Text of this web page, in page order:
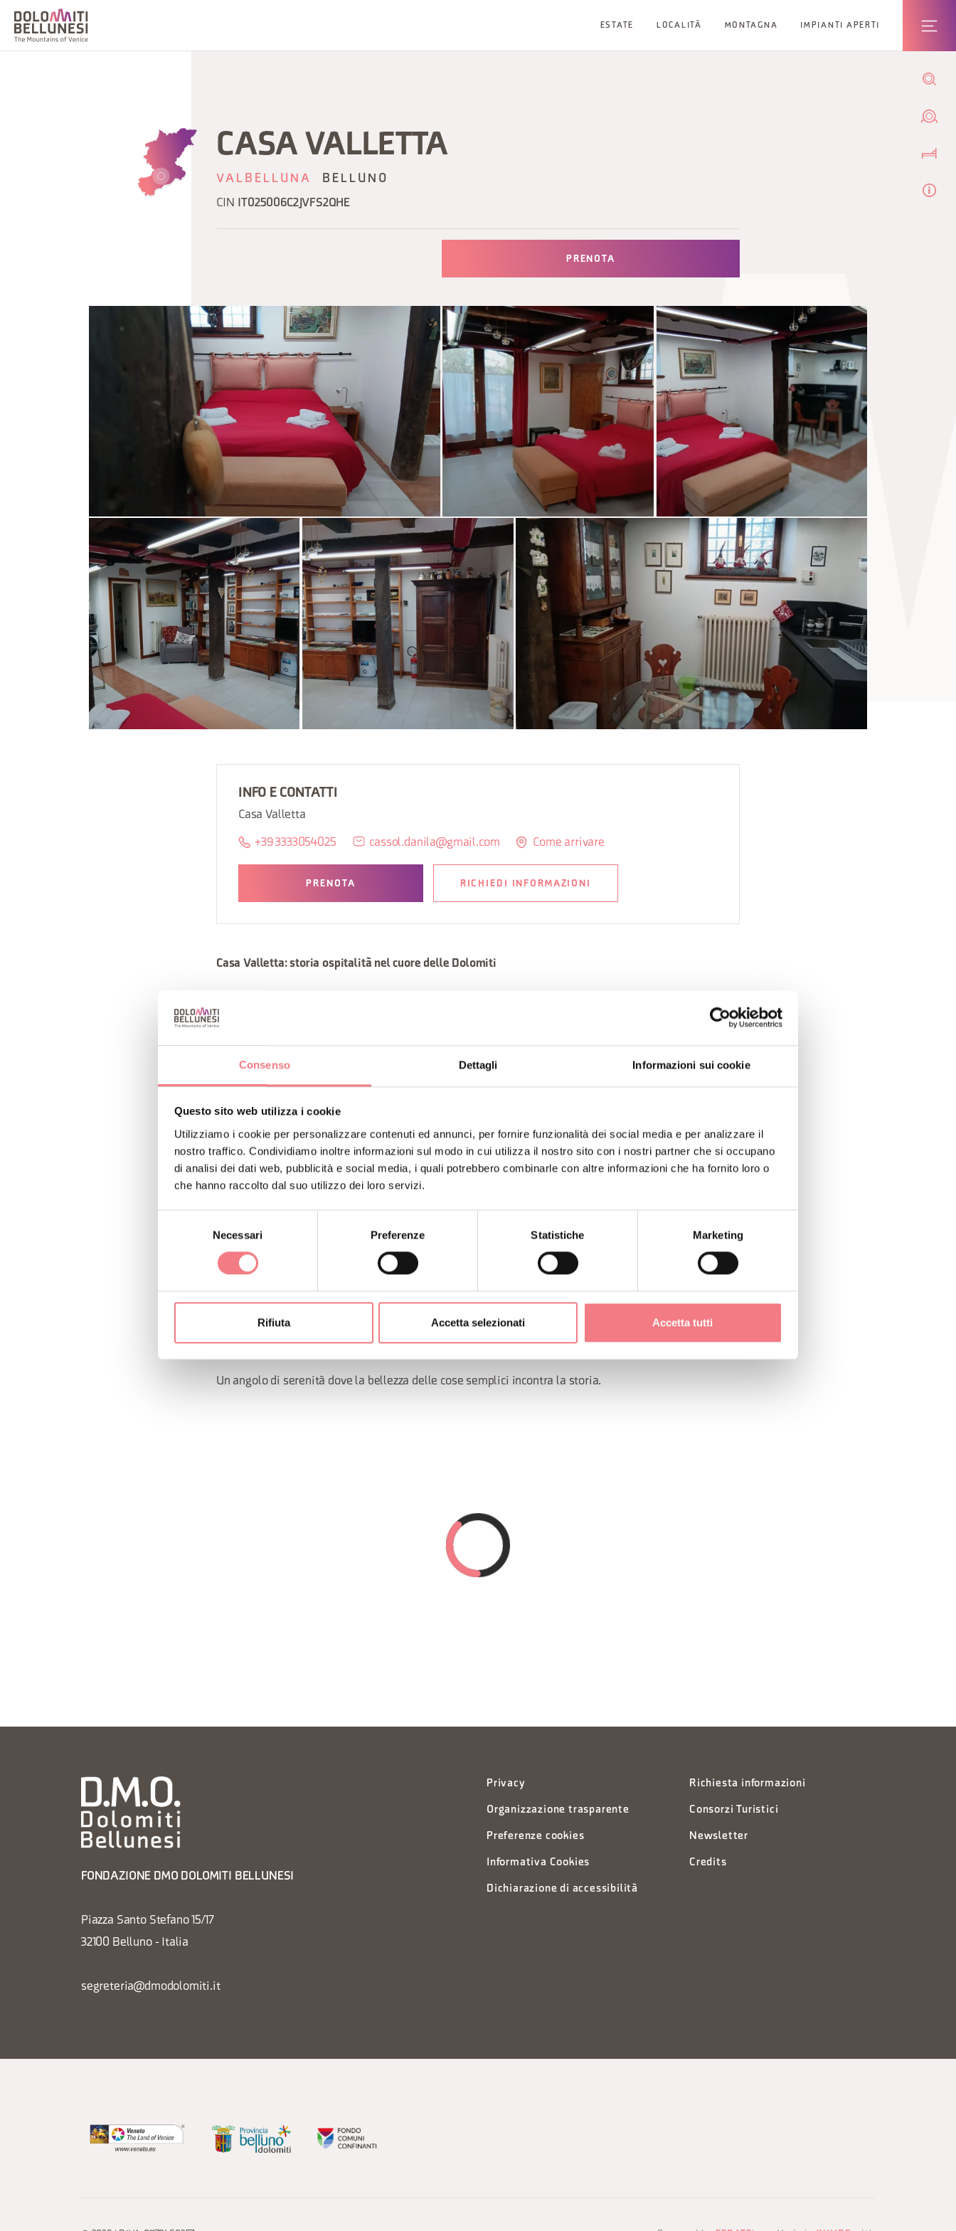
Consenso Dettagli Informazioni sui cookie
Questo sito web utilizza i cookie
Utilizziamo i cookie per personalizzare contenuti ed annunci, per fornire funzionalità dei social media e per analizzare il
nostro traffico. Condividiamo inoltre informazioni sul modo in cui utilizza il nostro sito con i nostri partner che si occupano
di analisi dei dati web, pubblicità e social media, i quali potrebbero combinarle con altre informazioni che ha fornito loro o
che hanno raccolto dal suo utilizzo dei loro servizi.
Necessari Preferenze Statistiche Marketing
Rifiuta Accetta selezionati Accetta tutti
ESTATE LOCALITÀ MONTAGNA IMPIANTI APERTI
CASA VALLETTA
VALBELLUNA
BELLUNO
CIN
IT025006C2JVFS2QHE
PRENOTA
INFO E CONTATTI
Casa Valletta
+39 3333054025 cassol.danila@gmail.com Come arrivare
PRENOTA RICHIEDI INFORMAZIONI
Casa Valletta: storia ospitalità nel cuore delle Dolomiti
campagna risalente alla fine del '600.
Un tempo appartenuta ai Nobili Barcelloni Corte, divenne in seguito dimora rustica della famiglia
Oggi , parte di questa residenza, ospita un piccolo monolocale intimo e accogliente ideale per chi cerca
tranquillità e natura. A pochi chilometri da Belluno, Casa Valletta offre un soggiorno perfetto per
coppie, viaggiatori solitari o piccoli gruppi fino a 3 persone.
TV, WI-FI, angolo cottura attrezzato.
Atmosfera calda, familiare e riservata.
Accesso diretta a piste ciclabili.
Punto si partenza ideale per escursione nel Parco delle Dolomiti.
Prezzi vantaggiosi e qualità senza compromessi.
Un angolo di serenità dove la bellezza delle cose semplici incontra la storia.
FONDAZIONE DMO DOLOMITI BELLUNESI
Piazza Santo Stefano 15/17
32100 Belluno - Italia
segreteria@dmodolomiti.it
Privacy
Organizzazione trasparente
Preferenze cookies
Informativa Cookies
Dichiarazione di accessibilità
Richiesta informazioni
Consorzi Turistici
Newsletter
Credits